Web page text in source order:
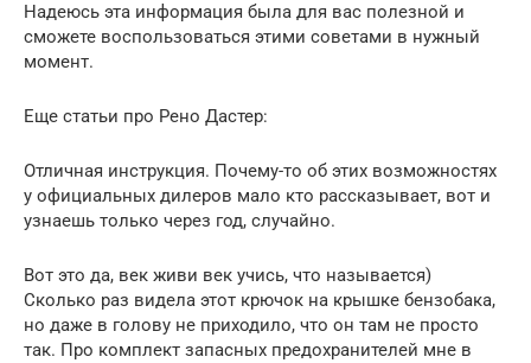
Надеюсь эта информация была для вас полезной и
сможете воспользоваться этими советами в нужный
момент.
Еще статьи про Рено Дастер:
Отличная инструкция. Почему-то об этих возможностях
у официальных дилеров мало кто рассказывает, вот и
узнаешь только через год, случайно.
Вот это да, век живи век учись, что называется)
Сколько раз видела этот крючок на крышке бензобака,
но даже в голову не приходило, что он там не просто
так. Про комплект запасных предохранителей мне в